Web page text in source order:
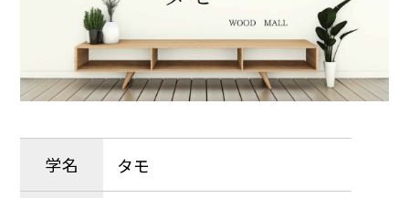
学名 タモ